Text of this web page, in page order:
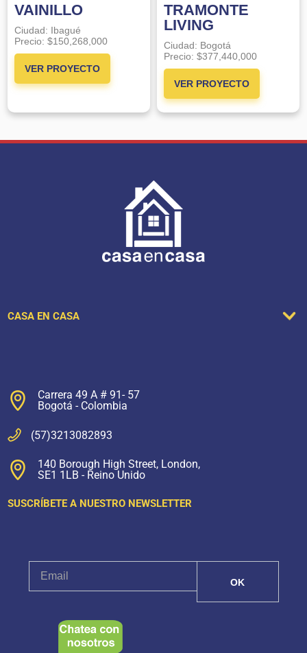
VAINILLO
Ciudad: Ibagué
Precio:$150,268,000
VER PROYECTO
TRAMONTE
LIVING
Ciudad: Bogotá
Precio: $377,440,000
VER PROYECTO
CASA EN CASA
Carrera 49 A # 91- 57
Bogotá - Colombia
(57)3213082893
140 Borough High Street, London,
SE1 1LB - Reino Unido
SUSCRÍBETE A NUESTRO NEWSLETTER